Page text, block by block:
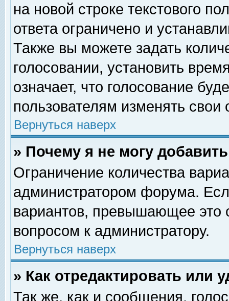
на новой строке текстового
ответа ограничено и
Также вы можете задать
голосовании, установить
означает, что голосование
пользователям изменять свои
Вернуться наверх
» Почему я не могу
Ограничение количества
администратором форума.
вариантов, превышающее это
вопросом к администратору.
Вернуться наверх
» Как отредактировать или
Так же, как и сообщения,